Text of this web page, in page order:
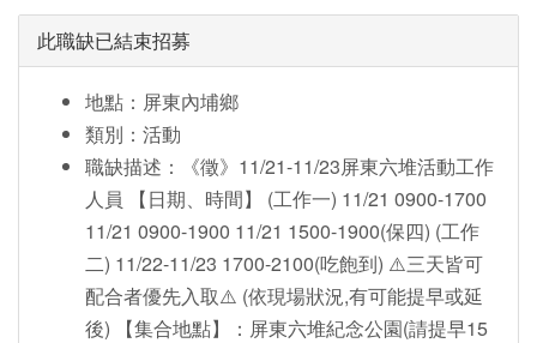
此職缺已結束招募
地點：屏東內埔鄉
類別：活動
職缺描述：《徵》11/21-11/23屏東六堆活動工作
人員 【日期、時間】 (工作一) 11/21 0900-1700
11/21 0900-1900 11/21 1500-1900(保四) (工作
二) 11/22-11/23 1700-2100(吃飽到) ⚠️三天皆可
配合者優先入取⚠️ (依現場狀況,有可能提早或延
後) 【集合地點】：屏東六堆紀念公園(請提早15